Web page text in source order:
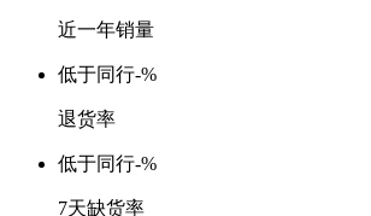
近一年销量
低于同行-%
退货率
低于同行-%
7天缺货率